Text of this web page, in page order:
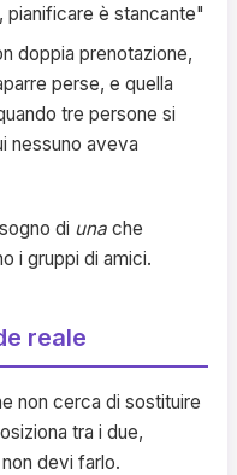
è stancante"
doppia prenotazione,
perse, e quella
tre persone si
nessuno aveva
di una che
i gruppi di amici.
reale
non cerca di sostituire
tra i due,
devi farlo.